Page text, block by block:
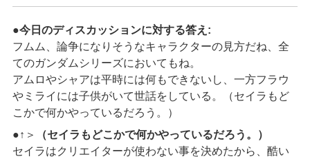
●今日のディスカッションに対する答え:
フムム、論争になりそうなキャラクターの見方だね、全
てのガンダムシリーズにおいてもね。
アムロやシャアは平時には何もできないし、一方フラウ
やミライには子供がいて世話をしている。（セイラもど
こかで何かやっているだろう。）
●↑＞
（セイラもどこかで何かやっているだろう。）
セイラはクリエイターが使わない事を決めたから、酷い